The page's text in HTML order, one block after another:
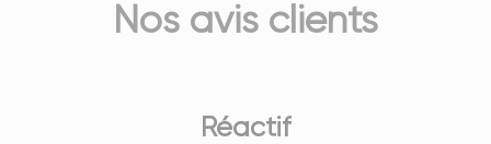
Nos avis clients
Réactif